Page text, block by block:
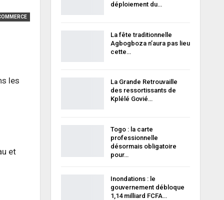
les
et
déploiement du…
La fête traditionnelle
Agbogboza n’aura pas lieu
cette…
La Grande Retrouvaille
des ressortissants de
Kplélé Govié…
Togo : la carte
professionnelle
désormais obligatoire
pour…
Inondations : le
gouvernement débloque
1,14 milliard FCFA…